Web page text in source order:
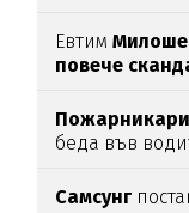
Евтим
повече
Пожарникари
беда във
Самсунг